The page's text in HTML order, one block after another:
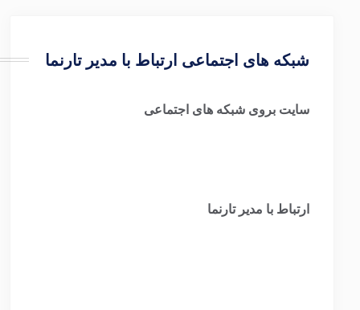
شبکه های اجتماعی ارتباط با مدیر تارنما
سایت بروی شبکه های اجتماعی
ارتباط با مدیر تارنما